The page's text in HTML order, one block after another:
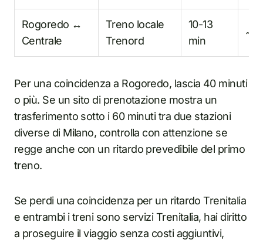
Rogoredo ↔
Centrale
Treno locale
Trenord
10-13
min
Per una coincidenza a Rogoredo, lascia 40 minuti
o più. Se un sito di prenotazione mostra un
trasferimento sotto i 60 minuti tra due stazioni
diverse di Milano, controlla con attenzione se
regge anche con un ritardo prevedibile del primo
treno.
Se perdi una coincidenza per un ritardo Trenitalia
e entrambi i treni sono servizi Trenitalia, hai diritto
a proseguire il viaggio senza costi aggiuntivi,